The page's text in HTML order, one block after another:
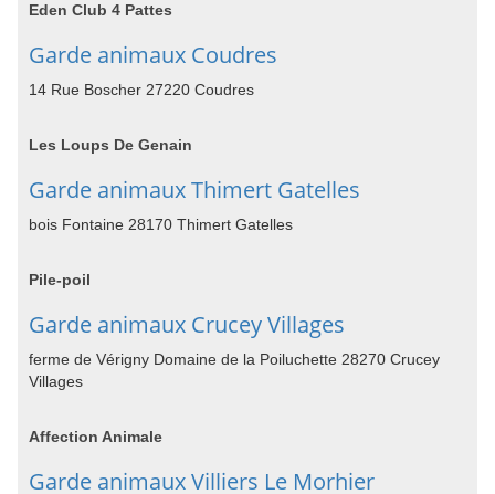
Eden Club 4 Pattes
Garde animaux Coudres
14 Rue Boscher 27220 Coudres
Les Loups De Genain
Garde animaux Thimert Gatelles
bois Fontaine 28170 Thimert Gatelles
Pile-poil
Garde animaux Crucey Villages
ferme de Vérigny Domaine de la Poiluchette 28270 Crucey
Villages
Affection Animale
Garde animaux Villiers Le Morhier